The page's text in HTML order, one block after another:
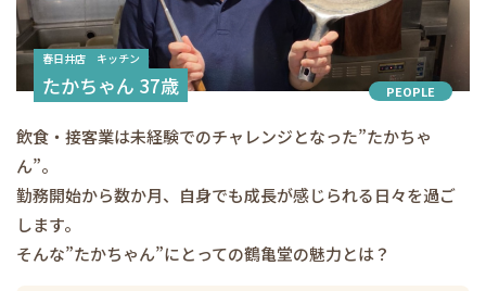
PEOPLE
春日井店 キッチン
たかちゃん 37歳
飲食・接客業は未経験でのチャレンジとなった”たかちゃ
ん”。
勤務開始から数か月、自身でも成長が感じられる日々を過ご
します。
そんな”たかちゃん”にとっての鶴亀堂の魅力とは？